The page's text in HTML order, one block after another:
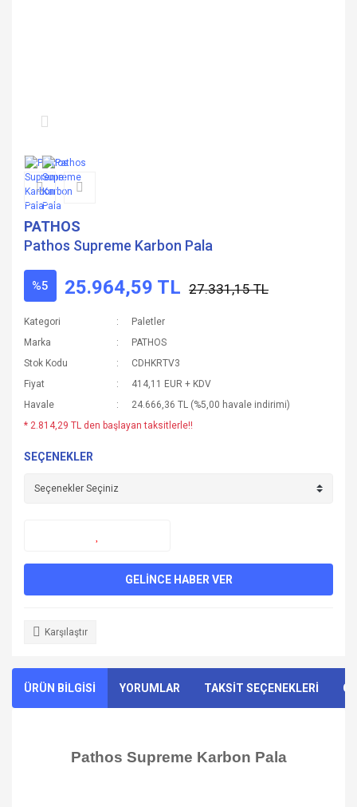
PATHOS
Pathos Supreme Karbon Pala
%5 25.964,59 TL 27.331,15 TL
Kategori
Paletler
Marka
PATHOS
Stok Kodu
CDHKRTV3
Fiyat
414,11 EUR + KDV
Havale
24.666,36 TL (%5,00 havale indirimi)
* 2.814,29 TL den başlayan taksitlerle!!
SEÇENEKLER
GELİNCE HABER VER
Karşılaştır
ÜRÜN BİLGİSİ YORUMLAR TAKSİT SEÇENEKLERİ
Pathos Supreme Karbon Pala